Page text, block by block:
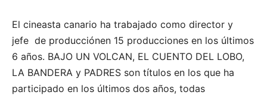
El cineasta canario ha trabajado como director y
jefe de producciónen 15 producciones en los últimos
6 años. BAJO UN VOLCAN, EL CUENTO DEL LOBO,
LA BANDERA y PADRES son títulos en los que ha
participado en los últimos dos años, todas